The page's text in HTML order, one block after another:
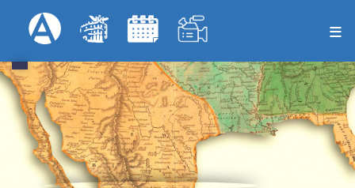
al
principal
Menú Superior